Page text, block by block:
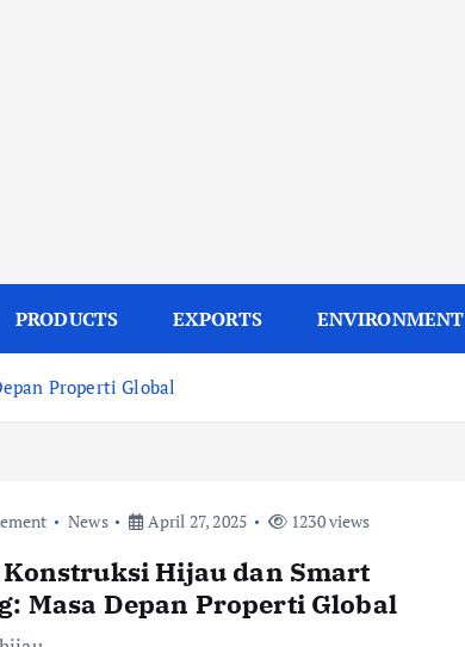
PRODUCTS EXPORTS ENVIRONMENT
Properti Global
News April 27, 2025 1230 views
Hijau dan Smart
Masa Depan Properti Global